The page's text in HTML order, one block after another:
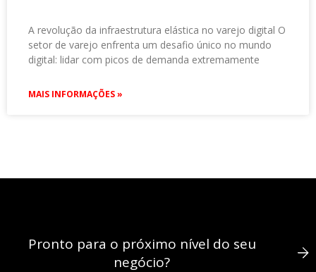
A revolução da infraestrutura elástica no varejo digital O
setor de varejo enfrenta um desafio único no mundo
digital: lidar com picos de demanda extremamente
MAIS INFORMAÇÕES »
Pronto para o próximo nível do seu
negócio?